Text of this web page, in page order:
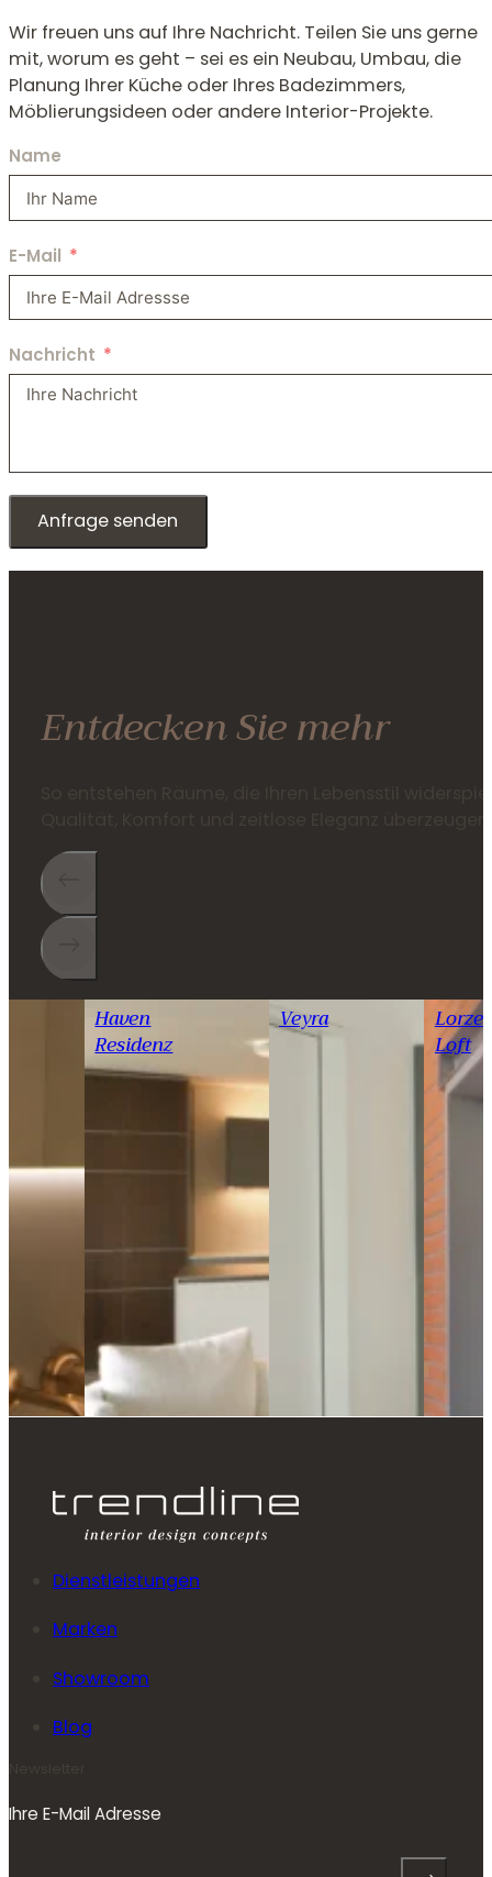
Wir freuen uns auf Ihre Nachricht. Teilen Sie uns gerne
mit, worum es geht – sei es ein Neubau, Umbau, die
Planung Ihrer Küche oder Ihres Badezimmers,
Möblierungsideen oder andere Interior-Projekte.
Name
E-Mail
Nachricht
Anfrage senden
Entdecken Sie mehr
Haven
Residenz
Veyra
Lorze
Loft
Dienstleistungen
Marken
Showroom
Blog